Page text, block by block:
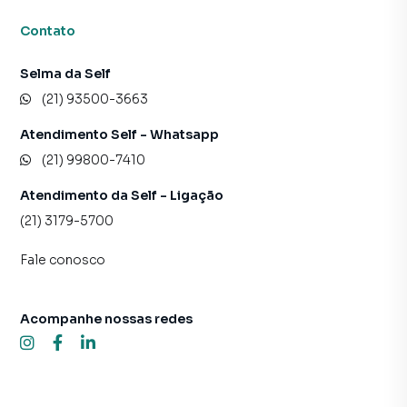
Potencial de Utilização
segmentos, como:
• Clínicas médicas e odontológicas
• Escritórios corporativos
• Empresas de tecnologia
• Escolas e cursos profissionalizantes
• Centros de treinamento
• Agências de marketing e publicidade
• Instituições financeiras
• Sedes administrativas
Contato
Selma da Self
(21) 93500-3663
Atendimento Self - Whatsapp
(21) 99800-7410
Atendimento da Self - Ligação
(21) 3179-5700
Fale conosco
Acompanhe nossas redes